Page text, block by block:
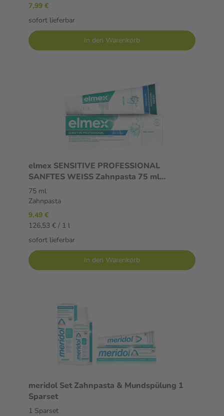
7,99 €
sofort lieferbar
In den Warenkorb
elmex SENSITIVE PROFESSIONAL
SANFTES WEISS Zahnpasta 75 ml
Zahnpasta
75 ml
Zahnpasta
9,49 €
126,53 € / 1 l
sofort lieferbar
In den Warenkorb
meridol Set Zahnpasta & Mundspülung 1
Sparset
1 Sparset